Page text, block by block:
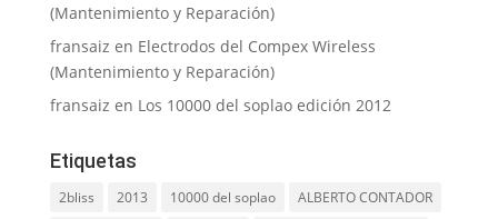
(Mantenimiento y Reparación)
fransaiz en Electrodos del Compex Wireless
(Mantenimiento y Reparación)
fransaiz en Los 10000 del soplao edición 2012
Etiquetas
2bliss 2013 10000 del soplao
ALBERTO CONTADOR